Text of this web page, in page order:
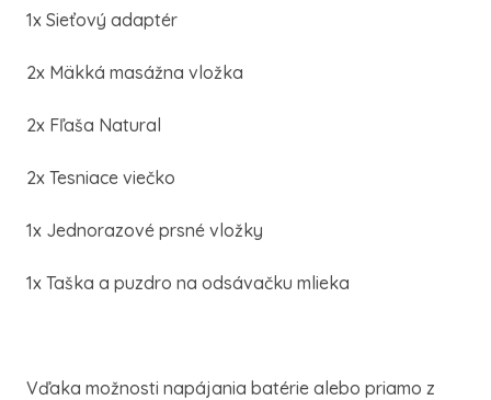
1x Sieťový adaptér
2x Mäkká masážna vložka
2x Fľaša Natural
2x Tesniace viečko
1x Jednorazové prsné vložky
1x Taška a puzdro na odsávačku mlieka
Vďaka možnosti napájania batérie alebo priamo z